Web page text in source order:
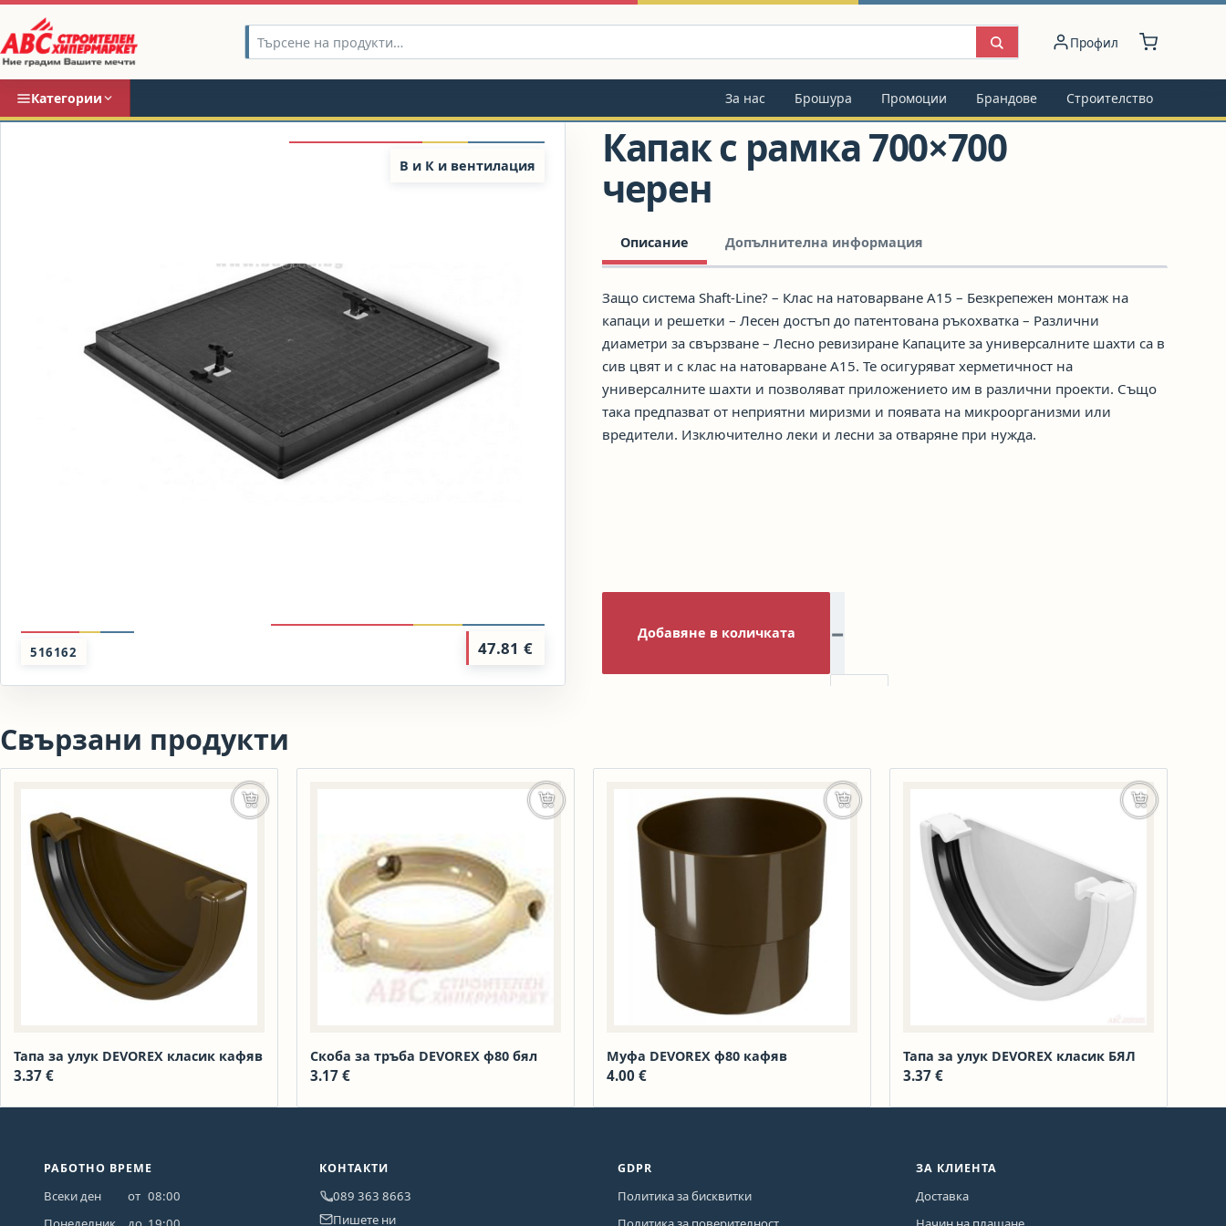
Профил
Категории За нас Брошура Промоции Брандове Строителство
В и К и вентилация
516162 47.81 €
Капак с рамка 700×700
черен
Описание Допълнителна информация
Защо система Shaft-Line? – Клас на натоварване А15 – Безкрепежен монтаж на
капаци и решетки – Лесен достъп до патентована ръкохватка – Различни
диаметри за свързване – Лесно ревизиране Капаците за универсалните шахти са в
сив цвят и с клас на натоварване А15. Те осигуряват херметичност на
универсалните шахти и позволяват приложението им в различни проекти. Също
така предпазват от неприятни миризми и появата на микроорганизми или
вредители. Изключително леки и лесни за отваряне при нужда.
−
количество за Капак с рамка 700×700 черен
+
Добавяне в количката
Свързани продукти
Тапа за улук DEVOREX класик кафяв
3.37 €
Добавяне в количката
Скоба за тръба DEVOREX ф80 бял
3.17 €
Добавяне в количката
Муфа DEVOREX ф80 кафяв
4.00 €
Добавяне в количката
Тапа за улук DEVOREX класик БЯЛ
3.37 €
Добавяне в
РАБОТНО ВРЕМЕ
Всеки ден от 08:00
КОНТАКТИ
089 363 8663
Пишете ни
GDPR
Политика за бисквитки
ЗА КЛИЕНТА
Доставка